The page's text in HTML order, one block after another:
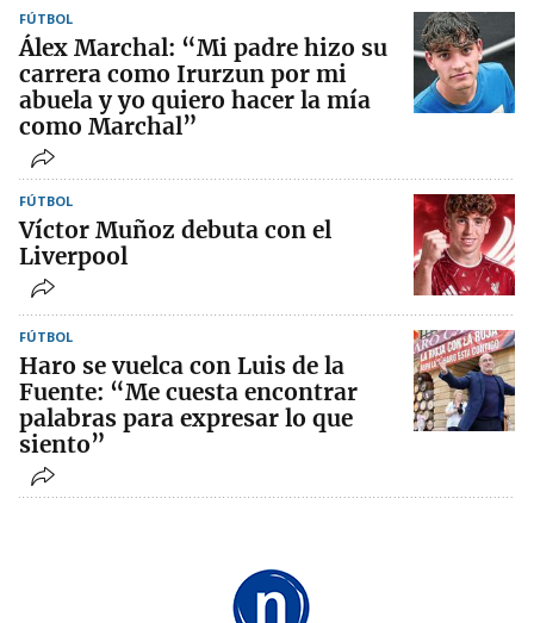
FÚTBOL
Álex Marchal: “Mi padre hizo su
carrera como Irurzun por mi
abuela y yo quiero hacer la mía
como Marchal”
FÚTBOL
Víctor Muñoz debuta con el
Liverpool
FÚTBOL
Haro se vuelca con Luis de la
Fuente: “Me cuesta encontrar
palabras para expresar lo que
siento”